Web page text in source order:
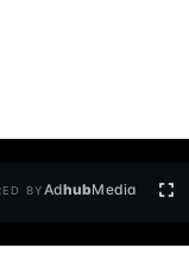
BYAdhubMedia